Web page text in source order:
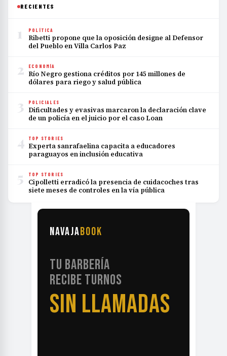
RECIENTES
1 POLÍTICA
Ribetti propone que la oposición designe al Defensor
del Pueblo en Villa Carlos Paz
2 ECONOMÍA
Río Negro gestiona créditos por 145 millones de
dólares para riego y salud pública
3 POLICIALES
Dificultades y evasivas marcaron la declaración clave
de un policía en el juicio por el caso Loan
4 TOP STORIES
Experta sanrafaelina capacita a educadores
paraguayos en inclusión educativa
5 TOP STORIES
Cipolletti erradicó la presencia de cuidacoches tras
siete meses de controles en la vía pública
NAVAJABOOK
TU BARBERÍA
RECIBE TURNOS
SIN LLAMADAS